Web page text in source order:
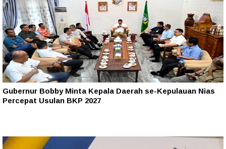
Gubernur Bobby Minta Kepala Daerah se-Kepulauan Nias
Percepat Usulan BKP 2027